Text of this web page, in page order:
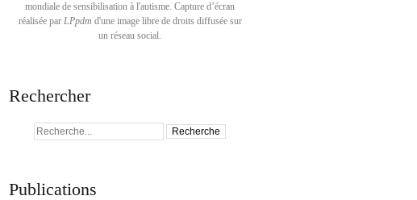
mondiale de sensibilisation à l'autisme. Capture d’écran
réalisée par LPpdm d'une image libre de droits diffusée sur
un réseau social.
Rechercher
Publications